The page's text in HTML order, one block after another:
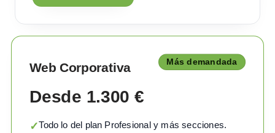
Web Corporativa Más demandada
Desde 1.300 €
✓Todo lo del plan Profesional y más secciones.